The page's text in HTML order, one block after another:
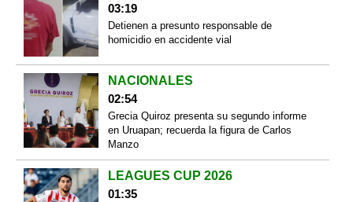
03:19
Detienen a presunto responsable de
homicidio en accidente vial
NACIONALES
02:54
Grecia Quiroz presenta su segundo informe
en Uruapan; recuerda la figura de Carlos
Manzo
LEAGUES CUP 2026
01:35